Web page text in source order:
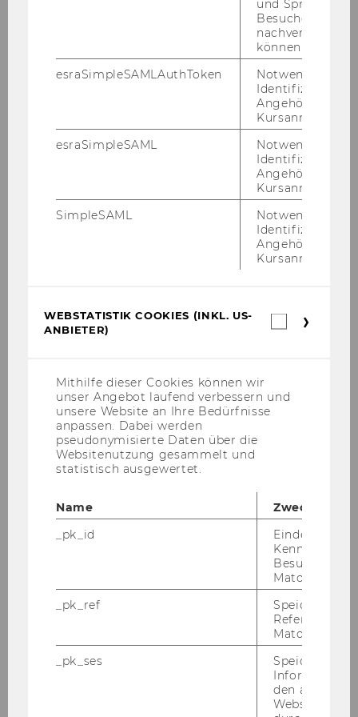
für alle Bachelorstudien
STUDIUM
und
Besuchers
nachverfolgen
können.
esraSimpleSAMLAuthToken
Notwendig zur
Identifizierung
Angehörige/r für
Kursanmeldung.
esraSimpleSAML
Notwendig zur
Identifizierung
Angehörige/r für
Kursanmeldung.
SimpleSAML
Notwendig zur
Identifizierung
Angehörige/r für
Kursanmeldung.
WEBSTATISTIK COOKIES (INKL. US-
ANBIETER)
Mithilfe dieser Cookies können wir
unser Angebot laufend verbessern und
unsere Website an Ihre Bedürfnisse
anpassen. Dabei werden
pseudonymisierte Daten über die
Websitenutzung gesammelt und
statistisch ausgewertet.
Name
Zweck
_pk_id
Eindeutige
Besuchers
Matomo.
_pk_ref
Speicherung
Referrers
Matomo.
_pk_ses
Speicherung
den aktuellen